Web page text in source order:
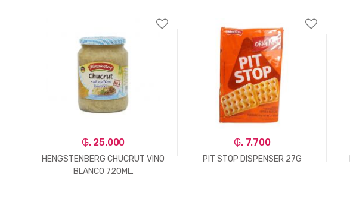
₲. 25.000
HENGSTENBERG CHUCRUT VINO
BLANCO 720ML.
₲. 7.700
PIT STOP DISPENSER 27G